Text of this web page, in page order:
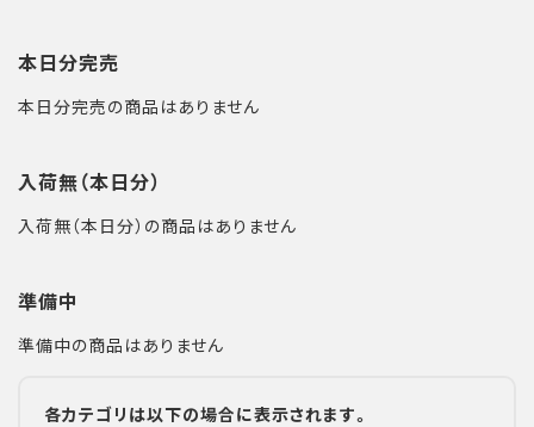
本日分完売
本日分完売の商品はありません
入荷無（本日分）
入荷無（本日分）の商品はありません
準備中
準備中の商品はありません
各カテゴリは以下の場合に表示されます。